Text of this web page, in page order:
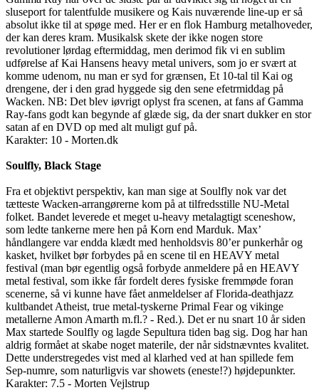
sluseport for talentfulde musikere og Kais nuværende line-up er så
absolut ikke til at spøge med. Her er en flok Hamburg metalhoveder,
der kan deres kram. Musikalsk skete der ikke nogen store
revolutioner lørdag eftermiddag, men derimod fik vi en sublim
udførelse af Kai Hansens heavy metal univers, som jo er svært at
komme udenom, nu man er syd for grænsen, Et 10-tal til Kai og
drengene, der i den grad hyggede sig den sene efetrmiddag på
Wacken. NB: Det blev iøvrigt oplyst fra scenen, at fans af Gamma
Ray-fans godt kan begynde af glæde sig, da der snart dukker en stor
satan af en DVD op med alt muligt guf på.
Karakter: 10 - Morten.dk
Soulfly, Black Stage
Fra et objektivt perspektiv, kan man sige at Soulfly nok var det
tætteste Wacken-arrangørerne kom på at tilfredsstille NU-Metal
folket. Bandet leverede et meget u-heavy metalagtigt sceneshow,
som ledte tankerne mere hen på Korn end Marduk. Max’
håndlangere var endda klædt med henholdsvis 80’er punkerhår og
kasket, hvilket bør forbydes på en scene til en HEAVY metal
festival (man bør egentlig også forbyde anmeldere på en HEAVY
metal festival, som ikke får fordelt deres fysiske fremmøde foran
scenerne, så vi kunne have fået anmeldelser af Florida-deathjazz
kultbandet Atheist, true metal-tyskerne Primal Fear og vikinge
metallerne Amon Amarth m.fl.? - Red.). Det er nu snart 10 år siden
Max startede Soulfly og lagde Sepultura tiden bag sig. Dog har han
aldrig formået at skabe noget materile, der når sidstnævntes kvalitet.
Dette understregedes vist med al klarhed ved at han spillede fem
Sep-numre, som naturligvis var showets (eneste!?) højdepunkter.
Karakter: 7.5 - Morten Vejlstrup